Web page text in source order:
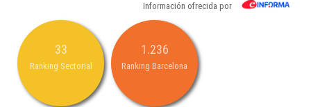
Información ofrecida por
33
Ranking Sectorial
1.236
Ranking Barcelona